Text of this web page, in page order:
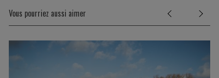
Vous pourriez aussi aimer